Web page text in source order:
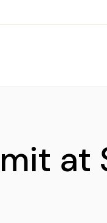
at